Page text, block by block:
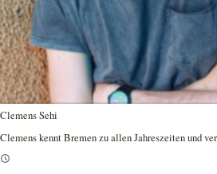
Clemens Sehi
Clemens kennt Bremen zu allen Jahreszeiten und